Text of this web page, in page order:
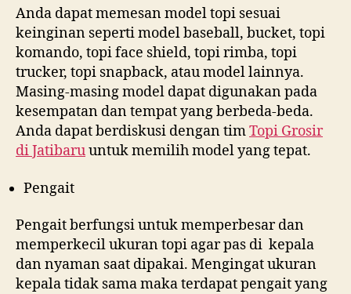
Anda dapat memesan model topi sesuai
keinginan seperti model baseball, bucket, topi
komando, topi face shield, topi rimba, topi
trucker, topi snapback, atau model lainnya.
Masing-masing model dapat digunakan pada
kesempatan dan tempat yang berbeda-beda.
Anda dapat berdiskusi dengan timTopi Grosir
diJatibaruuntuk memilih model yang tepat.
Pengait
Pengait berfungsi untuk memperbesar dan
memperkecil ukuran topi agar pas di kepala
dan nyaman saat dipakai. Mengingat ukuran
kepala tidak sama maka terdapat pengait yang